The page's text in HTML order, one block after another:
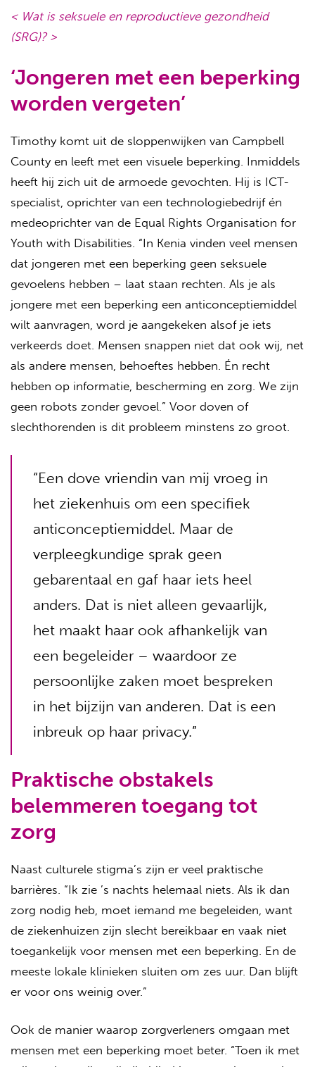
< Wat is seksuele en reproductieve gezondheid
(SRG)? >
‘Jongeren met een beperking
worden vergeten’
Timothy komt uit de sloppenwijken van Campbell
County en leeft met een visuele beperking. Inmiddels
heeft hij zich uit de armoede gevochten. Hij is ICT-
specialist, oprichter van een technologiebedrijf én
medeoprichter van de Equal Rights Organisation for
Youth with Disabilities. “In Kenia vinden veel mensen
dat jongeren met een beperking geen seksuele
gevoelens hebben – laat staan rechten. Als je als
jongere met een beperking een anticonceptiemiddel
wilt aanvragen, word je aangekeken alsof je iets
verkeerds doet. Mensen snappen niet dat ook wij, net
als andere mensen, behoeftes hebben. Én recht
hebben op informatie, bescherming en zorg. We zijn
geen robots zonder gevoel.” Voor doven of
slechthorenden is dit probleem minstens zo groot.
“Een dove vriendin van mij vroeg in
het ziekenhuis om een specifiek
anticonceptiemiddel. Maar de
verpleegkundige sprak geen
gebarentaal en gaf haar iets heel
anders. Dat is niet alleen gevaarlijk,
het maakt haar ook afhankelijk van
een begeleider – waardoor ze
persoonlijke zaken moet bespreken
in het bijzijn van anderen. Dat is een
inbreuk op haar privacy.”
Praktische obstakels
belemmeren toegang tot
zorg
Naast culturele stigma’s zijn er veel praktische
barrières. “Ik zie ’s nachts helemaal niets. Als ik dan
zorg nodig heb, moet iemand me begeleiden, want
de ziekenhuizen zijn slecht bereikbaar en vaak niet
toegankelijk voor mensen met een beperking. En de
meeste lokale klinieken sluiten om zes uur. Dan blijft
er voor ons weinig over.”
Ook de manier waarop zorgverleners omgaan met
mensen met een beperking moet beter. “Toen ik met